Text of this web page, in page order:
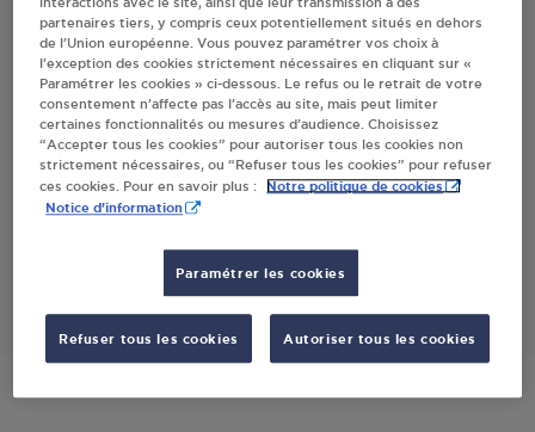
Villes
ACCESS TILLOY LES MOFFLAINES
ROUTE DE CAMBRAI
62217TILLOY LES MOFFLAINES
partenaires tiers, y compris ceux potentiellement situés en dehors
de l’Union européenne. Vous pouvez paramétrer vos choix à
l’exception des cookies strictement nécessaires en cliquant sur «
Paramétrer les cookies » ci-dessous. Le refus ou le retrait de votre
consentement n’affecte pas l’accès au site, mais peut limiter
certaines fonctionnalités ou mesures d’audience. Choisissez
“Accepter tous les cookies” pour autoriser tous les cookies non
strictement nécessaires, ou “Refuser tous les cookies” pour refuser
ces cookies. Pour en savoir plus :
Notre politique de cookies
Notice d'information
Paramétrer les cookies
Refuser tous les cookies Autoriser tous les cookies